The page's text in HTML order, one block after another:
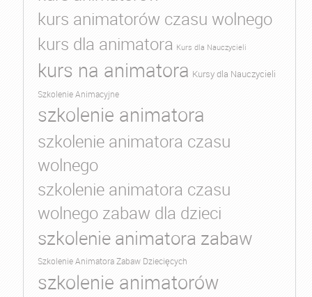
kurs animatorów czasu wolnego
kurs dla animatora Kurs dla Nauczycieli
kurs na animatora Kursy dla Nauczycieli
Szkolenie Animacyjne
szkolenie animatora
szkolenie animatora czasu
wolnego
szkolenie animatora czasu
wolnego zabaw dla dzieci
szkolenie animatora zabaw
Szkolenie Animatora Zabaw Dziecięcych
szkolenie animatorów